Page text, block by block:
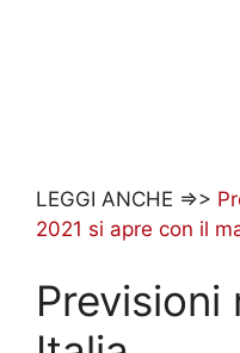
LEGGI ANCHE =>>
2021 si apre con il